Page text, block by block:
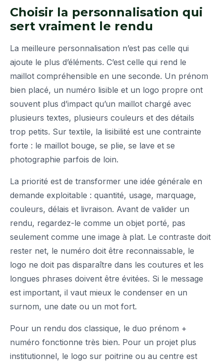
Choisir la personnalisation qui
sert vraiment le rendu
La meilleure personnalisation n’est pas celle qui
ajoute le plus d’éléments. C’est celle qui rend le
maillot compréhensible en une seconde. Un prénom
bien placé, un numéro lisible et un logo propre ont
souvent plus d’impact qu’un maillot chargé avec
plusieurs textes, plusieurs couleurs et des détails
trop petits. Sur textile, la lisibilité est une contrainte
forte : le maillot bouge, se plie, se lave et se
photographie parfois de loin.
La priorité est de transformer une idée générale en
demande exploitable : quantité, usage, marquage,
couleurs, délais et livraison. Avant de valider un
rendu, regardez-le comme un objet porté, pas
seulement comme une image à plat. Le contraste doit
rester net, le numéro doit être reconnaissable, le
logo ne doit pas disparaître dans les coutures et les
longues phrases doivent être évitées. Si le message
est important, il vaut mieux le condenser en un
surnom, une date ou un mot fort.
Pour un rendu dos classique, le duo prénom +
numéro fonctionne très bien. Pour un projet plus
institutionnel, le logo sur poitrine ou au centre est